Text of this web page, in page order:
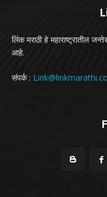
लिंक मराठी हे महाराष्ट्रातील
आहे.
संपर्क :